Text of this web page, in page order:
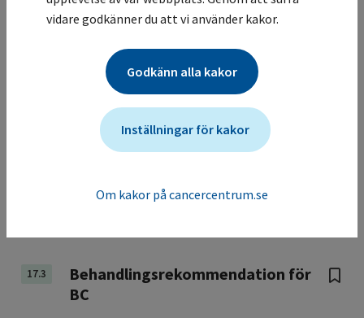
Hos patienter med otillfredsställande
behandlingssvar på TKI eller som övergår till
AP under pågående TKI-behandling bör man
sträva efter att uppnå sjukdomskontroll genom
att byta till nästa generations TKI efter
genomförd mutationsanalys, och vid
behandlingen med cytostatika enligt akut
17.3
Behandlingsrekommendation för
BC
vidare godkänner du att vi använder kakor.
Godkänn alla kakor
Inställningar för kakor
Om kakor på cancercentrum.se